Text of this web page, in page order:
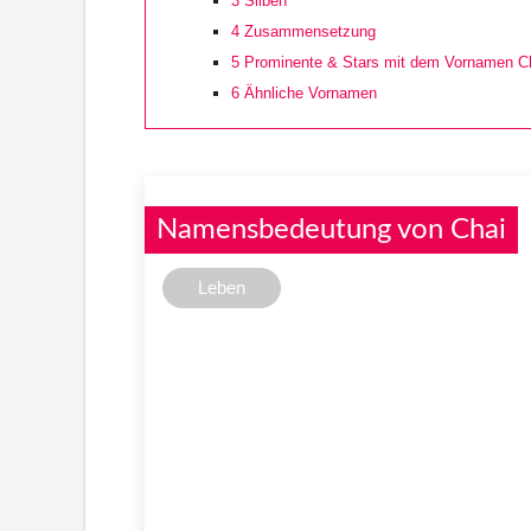
4 Zusammensetzung
5 Prominente & Stars mit dem Vornamen
6 Ähnliche Vornamen
Namensbedeutung von Chai
Leben